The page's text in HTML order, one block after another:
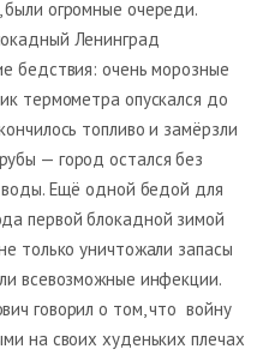
огромные очереди.
Ленинград
бедствия: очень морозные
термометра опускался до
топливо и замёрзли
— город остался без
воды. Ещё одной бедой для
первой блокадной зимой
только уничтожали запасы
всевозможные инфекции.
говорил о том, что войну
на своих худеньких плечах